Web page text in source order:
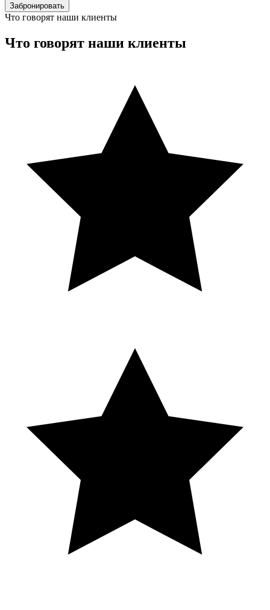
Забронировать
Что говорят наши клиенты
Что говорят наши клиенты